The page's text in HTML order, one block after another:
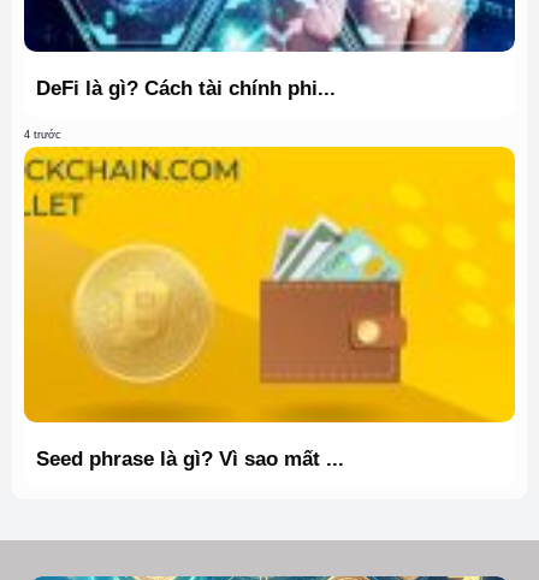
DeFi là gì? Cách tài chính phi...
4 trước
Seed phrase là gì? Vì sao mất ...